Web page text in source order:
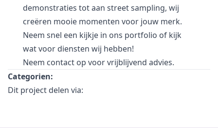
demonstraties tot aan street sampling, wij
creëren mooie momenten voor jouw merk.
Neem snel een kijkje in ons portfolio of kijk
wat voor diensten wij hebben!
Neem contact op voor vrijblijvend advies.
Categorien:
Dit project delen via: